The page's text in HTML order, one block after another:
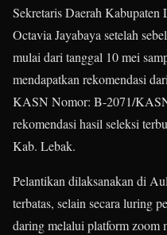
Sekretaris Daerah
Octavia Jayabaya setelah
mulai dari tanggal 10 mei
mendapatkan rekomendasi
KASN Nomor: B-2071/
rekomendasi hasil seleksi
Kab. Lebak.
Pelantikan dilaksanakan di
terbatas, selain secara luring
daring melalui platform zoom